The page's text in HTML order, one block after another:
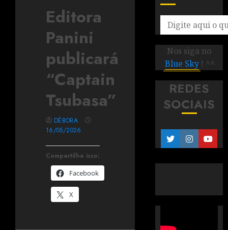
Editora
Panini
publicará
“Captain
Tsubasa”
Compartilhe isso:
Facebook
X
DÉBORA
16/05/2026
Nos siga no
Blue Sky ! ^^
REDES
SOCIAIS